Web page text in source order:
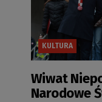
KULTURA
Wiwat
Narodowe